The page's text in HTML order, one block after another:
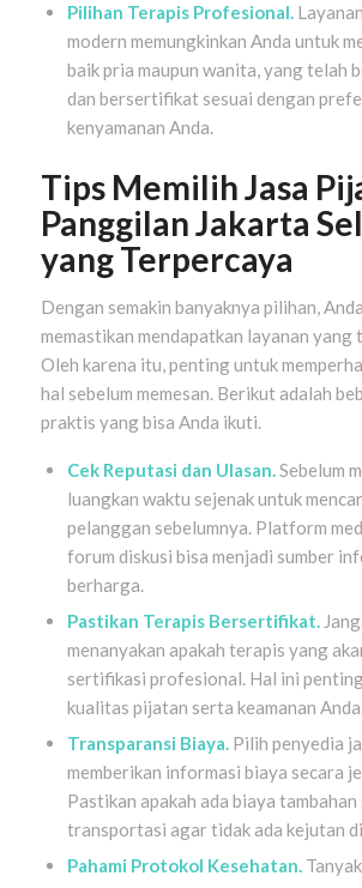
Pilihan Terapis Profesional.
modern memungkinkan Anda untuk
baik pria maupun wanita, yang telah
dan bersertifikat sesuai dengan
kenyamanan Anda.
Tips Memilih Jasa
Panggilan Jakarta
yang Terpercaya
Dengan semakin banyaknya pilihan,
memastikan mendapatkan layanan yang
Oleh karena itu, penting untuk
hal sebelum memesan. Berikut adalah
praktis yang bisa Anda ikuti.
Cek Reputasi dan Ulasan. Sebelum
luangkan waktu sejenak untuk
pelanggan sebelumnya. Platform
forum diskusi bisa menjadi sumber
berharga.
Pastikan Terapis Bersertifikat.
menanyakan apakah terapis yang
sertifikasi profesional. Hal ini
kualitas pijatan serta keamanan Anda.
Transparansi Biaya. Pilih penyedia
memberikan informasi biaya secara
Pastikan apakah ada biaya
transportasi agar tidak ada kejutan di
Pahami Protokol Kesehatan.